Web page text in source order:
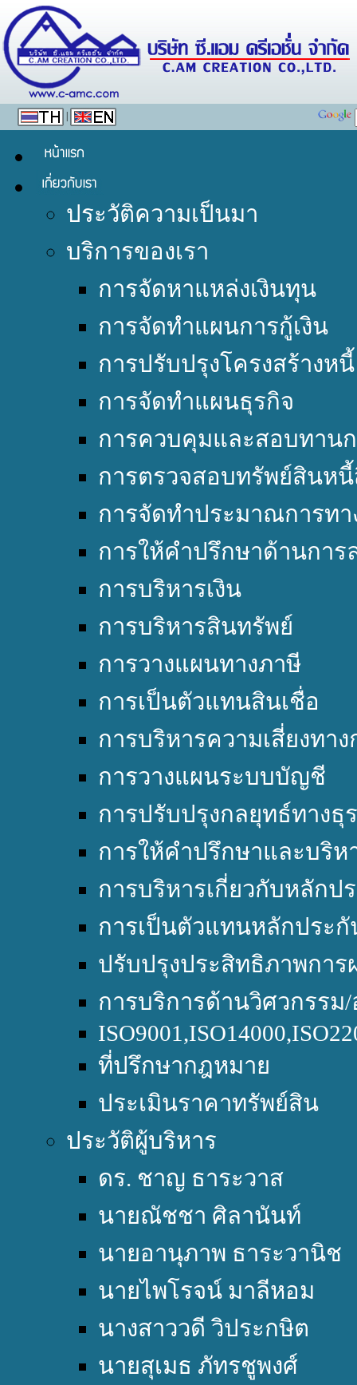
ประวัติความเป็นมา
บริการของเรา
การจัดหาแหล่งเงินทุน
การจัดทำแผนการกู้เงิน
การปรับปรุงโครงสร้างหนี้
การจัดทำแผนธุรกิจ
การควบคุมและสอบทาน
การตรวจสอบทรัพย์สินห
การจัดทำประมาณการทา
การให้คำปรึกษาด้านการ
การบริหารเงิน
การบริหารสินทรัพย์
การวางแผนทางภาษี
การเป็นตัวแทนสินเชื่อ
การบริหารความเสี่ยงทาง
การวางแผนระบบบัญชี
การปรับปรุงกลยุทธ์ทางธุ
การให้คำปรึกษาและบริ
การบริหารเกี่ยวกับหลักป
การเป็นตัวแทนหลักประกั
ปรับปรุงประสิทธิภาพการ
การบริการด้านวิศวกรร
ที่ปรึกษากฎหมาย
ประเมินราคาทรัพย์สิน
ประวัติผู้บริหาร
ดร. ชาญ ธาระวาส
นายณัชชา ศิลานันท์
นายอานุภาพ ธาระวานิช
นายไพโรจน์ มาลีหอม
นางสาววดี วิประกษิต
นายสุเมธ ภัทรชูพงศ์